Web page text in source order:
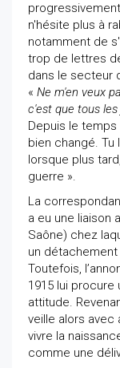
n'hésite plus à
notamment de
trop de lettres
dans le secteur
« Ne m'en veux
c'est que tous
Depuis le
bien changé.
lorsque plus
guerre ».
La
a eu une liaison
Saône) chez
un
Toutefois,
1915 lui
attitude.
veille alors
vivre la
comme une